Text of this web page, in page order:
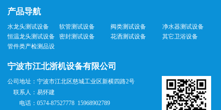
产品导航
水龙头测试设备 软管测试设备 阀类测试设备
净水器测试设备
恒温龙头测试设备
密封测试设备 花洒测试设备
其它卫浴设备
管件类产检测品设
宁波市江北浙机设备有限公司
公司地址： 宁波市江北区慈城工业区新横四路2号
联系人： 易怀建
电话： 0574-87527778 15968902789